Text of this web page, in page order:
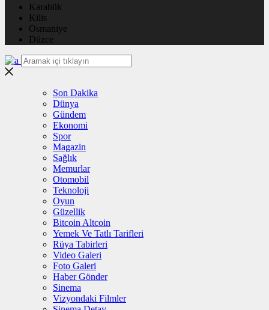
Karabük
Kilis
Osmaniye
Düzce
Son Dakika
Dünya
Gündem
Ekonomi
Spor
Magazin
Sağlık
Memurlar
Otomobil
Teknoloji
Oyun
Güzellik
Bitcoin Altcoin
Yemek Ve Tatlı Tarifleri
Rüya Tabirleri
Video Galeri
Foto Galeri
Haber Gönder
Sinema
Vizyondaki Filmler